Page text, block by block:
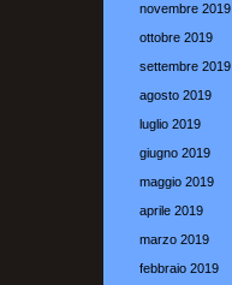
novembre 2019
ottobre 2019
settembre 2019
agosto 2019
luglio 2019
giugno 2019
maggio 2019
aprile 2019
marzo 2019
febbraio 2019